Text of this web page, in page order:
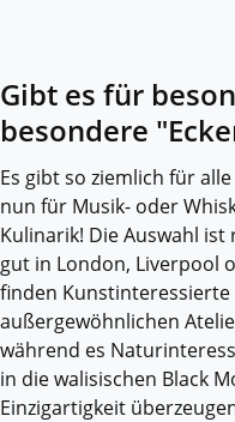
Gibt es für
besondere
Es gibt so ziemlich für
nun für Musik- oder
Kulinarik! Die Auswahl
gut in London, Liverpool
finden Kunstinteressierte
außergewöhnlichen
während es
in die walisischen Black
Einzigartigkeit